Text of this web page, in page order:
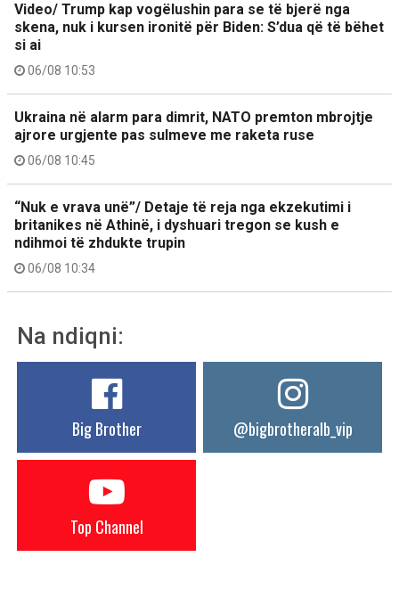
Video/ Trump kap vogëlushin para se të bjerë nga
skena, nuk i kursen ironitë për Biden: S’dua që të bëhet
si ai
06/08 10:53
Ukraina në alarm para dimrit, NATO premton mbrojtje
ajrore urgjente pas sulmeve me raketa ruse
06/08 10:45
“Nuk e vrava unë”/ Detaje të reja nga ekzekutimi i
britanikes në Athinë, i dyshuari tregon se kush e
ndihmoi të zhdukte trupin
06/08 10:34
Na ndiqni:
Big Brother @bigbrotheralb_vip
Top Channel